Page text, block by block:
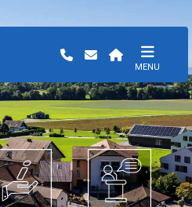
MENU